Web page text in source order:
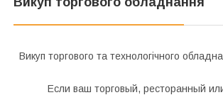
Викуп торгового та технологічного
Если ваш торговый, ресторанный